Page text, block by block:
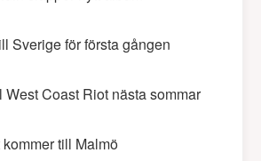
Sverige för första gången
West Coast Riot nästa sommar
till Malmö